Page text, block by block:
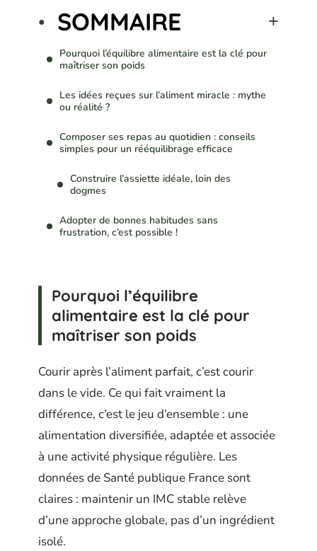
SOMMAIRE
Pourquoi l’équilibre alimentaire est la clé pour
maîtriser son poids
Les idées reçues sur l’aliment miracle : mythe
ou réalité ?
Composer ses repas au quotidien : conseils
simples pour un rééquilibrage efficace
Construire l’assiette idéale, loin des
dogmes
Adopter de bonnes habitudes sans
frustration, c’est possible !
Pourquoi l’équilibre
alimentaire est la clé pour
maîtriser son poids
Courir après l’aliment parfait, c’est courir
dans le vide. Ce qui fait vraiment la
différence, c’est le jeu d’ensemble : une
alimentation diversifiée, adaptée et associée
à une activité physique régulière. Les
données de Santé publique France sont
claires : maintenir un IMC stable relève
d’une approche globale, pas d’un ingrédient
isolé.